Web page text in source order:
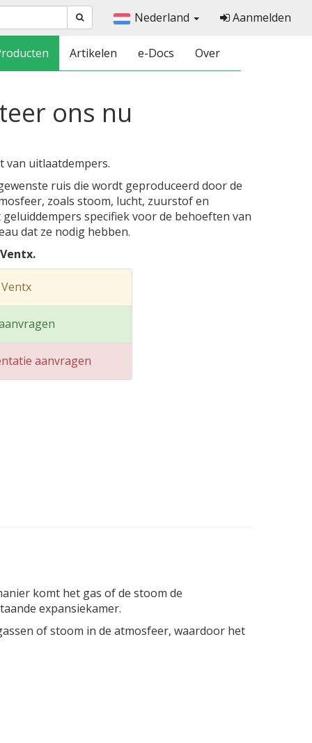
Nederland Aanmelden
Artikelen e-Docs Over
ons nu
van uitlaatdempers.
ruis die wordt geproduceerd door de
zoals stoom, lucht, zuurstof en
specifiek voor de behoeften van
dat ze nodig hebben.
aanvragen
komt het gas of de stoom de
expansiekamer.
of stoom in de atmosfeer, waardoor het